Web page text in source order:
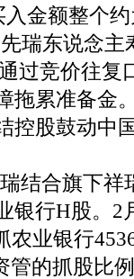
金额整个
瑞东说念主
竞价往复
拖累准备金
控股鼓动中
合旗下祥
银行H股。2
农业银行
管的抓股比